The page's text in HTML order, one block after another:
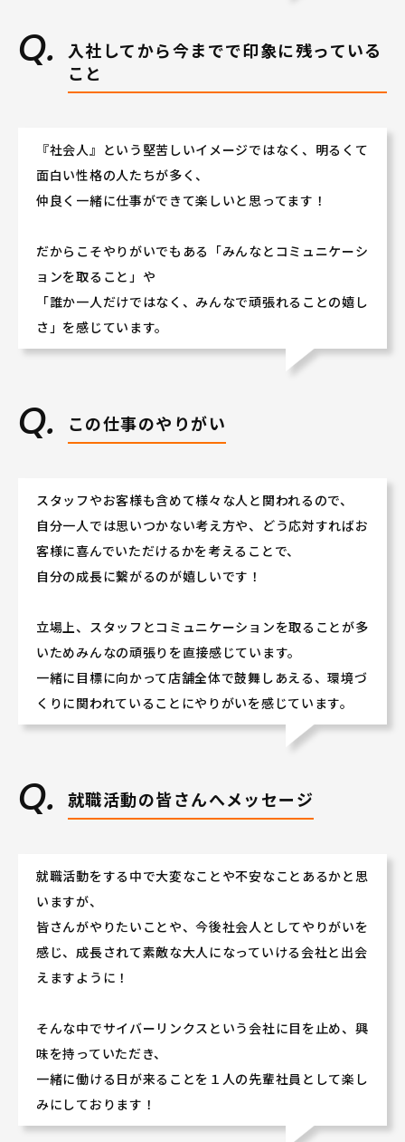
入社してから今までで印象に残っている
こと
『社会人』という堅苦しいイメージではなく、明るくて
面白い性格の人たちが多く、
仲良く一緒に仕事ができて楽しいと思ってます！
だからこそやりがいでもある「みんなとコミュニケーシ
ョンを取ること」や
「誰か一人だけではなく、みんなで頑張れることの嬉し
さ」を感じています。
この仕事のやりがい
スタッフやお客様も含めて様々な人と関われるので、
自分一人では思いつかない考え方や、どう応対すればお
客様に喜んでいただけるかを考えることで、
自分の成長に繋がるのが嬉しいです！
立場上、スタッフとコミュニケーションを取ることが多
いためみんなの頑張りを直接感じています。
一緒に目標に向かって店舗全体で鼓舞しあえる、環境づ
くりに関われていることにやりがいを感じています。
就職活動の皆さんへメッセージ
就職活動をする中で大変なことや不安なことあるかと思
いますが、
皆さんがやりたいことや、今後社会人としてやりがいを
感じ、成長されて素敵な大人になっていける会社と出会
えますように！
そんな中でサイバーリンクスという会社に目を止め、興
味を持っていただき、
一緒に働ける日が来ることを１人の先輩社員として楽し
みにしております！